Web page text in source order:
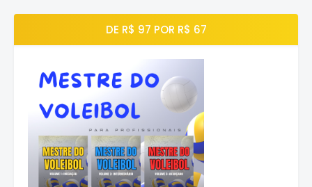
DE R$ 97 POR R$ 67